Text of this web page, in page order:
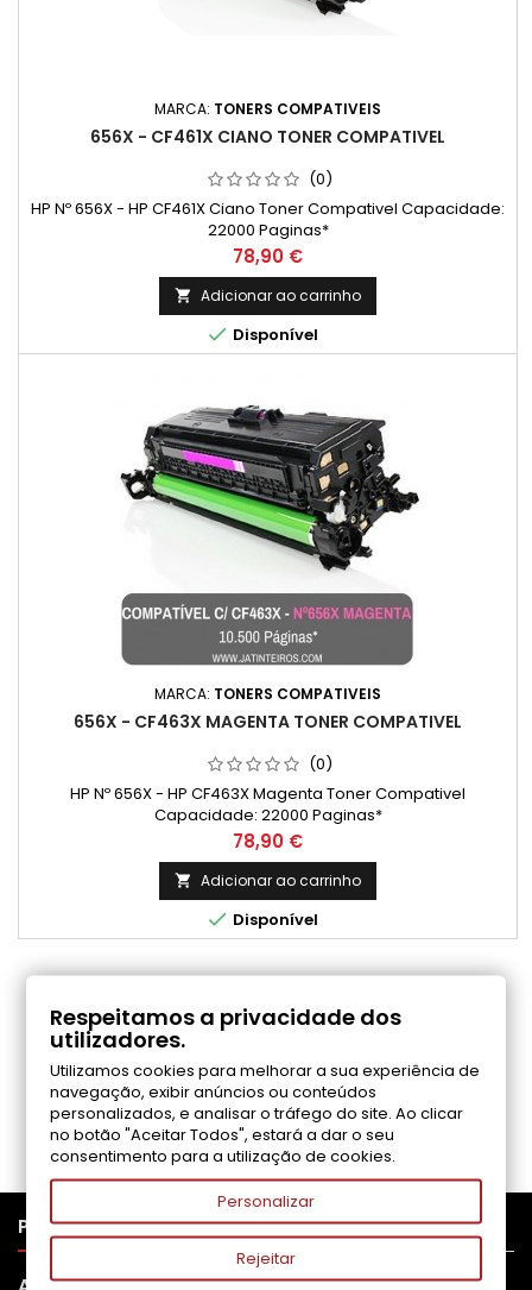
MARCA: TONERS COMPATIVEIS
656X - CF461X CIANO TONER COMPATIVEL
(0)
HP Nº 656X - HP CF461X Ciano Toner Compativel Capacidade:
22000 Paginas*
Preço
78,90 €
 Adicionar ao carrinho
 Disponível
MARCA: TONERS COMPATIVEIS
656X - CF463X MAGENTA TONER COMPATIVEL
(0)
HP Nº 656X - HP CF463X Magenta Toner Compativel
Capacidade: 22000 Paginas*
Preço
78,90 €
 Adicionar ao carrinho
 Disponível
COMENTÁRIOS (0)
Seja o primeiro a fazer uma avaliação
PRODUTOS 

Respeitamos a privacidade dos
utilizadores.
Utilizamos cookies para melhorar a sua experiência de
navegação, exibir anúncios ou conteúdos
personalizados, e analisar o tráfego do site. Ao clicar
no botão "Aceitar Todos", estará a dar o seu
consentimento para a utilização de cookies.
Personalizar
Rejeitar